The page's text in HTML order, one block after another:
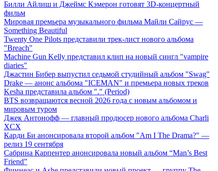
Билли Айлиш и Джеймс Кэмерон готовят 3D-концертный
фильм
Мировая премьера музыкального фильма Майли Сайрус —
Something Beautiful
Twenty One Pilots представили трек-лист нового альбома
"Breach"
Machine Gun Kelly представил клип на новый сингл "vampire
diaries"
Джастин Бибер выпустил седьмой студийный альбом "Swag"
Drake — анонс альбома "ICEMAN" и премьера новых треков
Kesha представила альбом "." (Period)
BTS возвращаются весной 2026 года с новым альбомом и
мировым туром
Джек Антонофф — главный продюсер нового альбома Charli
XCX
Карди Би анонсировала второй альбом "Am I The Drama?" —
релиз 19 сентября
Сабрина Карпентер анонсировала новый альбом “Man’s Best
Friend”